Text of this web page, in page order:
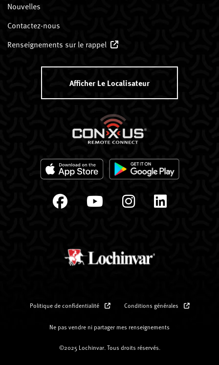
Nouvelles
Contactez-nous
Renseignements sur le rappel
Afficher Le Localisateur
Politique de confidentialité Conditions générales
Ne pas vendre ni partager mes renseignements
©2025 Lochinvar. Tous droits réservés.